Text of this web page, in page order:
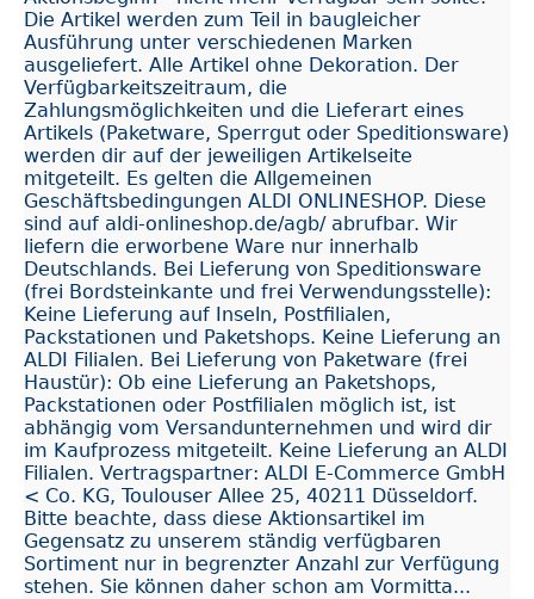
Die Artikel werden zum Teil in baugleicher
Ausführung unter verschiedenen Marken
ausgeliefert. Alle Artikel ohne Dekoration. Der
Verfügbarkeitszeitraum, die
Zahlungsmöglichkeiten und die Lieferart eines
Artikels (Paketware, Sperrgut oder Speditionsware)
werden dir auf der jeweiligen Artikelseite
mitgeteilt. Es gelten die Allgemeinen
Geschäftsbedingungen ALDI ONLINESHOP. Diese
sind auf aldi-onlineshop.de/agb/ abrufbar. Wir
liefern die erworbene Ware nur innerhalb
Deutschlands. Bei Lieferung von Speditionsware
(frei Bordsteinkante und frei Verwendungsstelle):
Keine Lieferung auf Inseln, Postfilialen,
Packstationen und Paketshops. Keine Lieferung an
ALDI Filialen. Bei Lieferung von Paketware (frei
Haustür): Ob eine Lieferung an Paketshops,
Packstationen oder Postfilialen möglich ist, ist
abhängig vom Versandunternehmen und wird dir
im Kaufprozess mitgeteilt. Keine Lieferung an ALDI
Filialen. Vertragspartner: ALDI E-Commerce GmbH
< Co. KG, Toulouser Allee 25, 40211 Düsseldorf.
Bitte beachte, dass diese Aktionsartikel im
Gegensatz zu unserem ständig verfügbaren
Sortiment nur in begrenzter Anzahl zur Verfügung
stehen. Sie können daher schon am Vormitta...